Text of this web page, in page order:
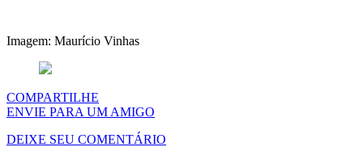
Imagem: Maurício Vinhas
COMPARTILHE
ENVIE PARA UM AMIGO
DEIXE SEU COMENTÁRIO